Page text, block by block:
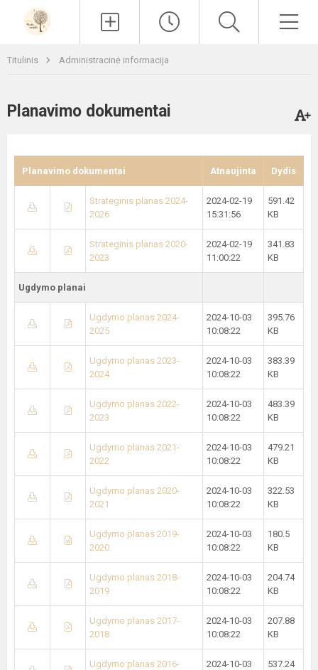
Titulinis Administracinė informacija
Planavimo dokumentai
Planavimo dokumentai Atnaujinta Dydis
Strateginis planas 2024-
2026
2024-02-19
15:31:56
591.42
KB
Strateginis planas 2020-
2023
2024-02-19
11:00:22
341.83
KB
Ugdymo planai
Ugdymo planas 2024-
2025
2024-10-03
10:08:22
395.76
KB
Ugdymo planas 2023-
2024
2024-10-03
10:08:22
383.39
KB
Ugdymo planas 2022-
2023
2024-10-03
10:08:22
483.39
KB
Ugdymo planas 2021-
2022
2024-10-03
10:08:22
479.21
KB
Ugdymo planas 2020-
2021
2024-10-03
10:08:22
322.53
KB
Ugdymo planas 2019-
2020
2024-10-03
10:08:22
180.5
KB
Ugdymo planas 2018-
2019
2024-10-03
10:08:22
204.74
KB
Ugdymo planas 2017-
2018
2024-10-03
10:08:22
207.88
KB
Ugdymo planas 2016-
2024-10-03
537.24